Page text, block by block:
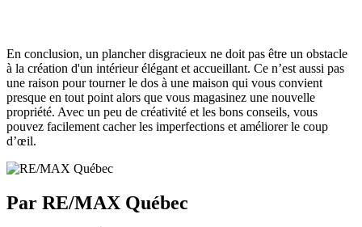
En conclusion, un plancher disgracieux ne doit pas être un obstacle
à la création d'un intérieur élégant et accueillant. Ce n’est aussi pas
une raison pour tourner le dos à une maison qui vous convient
presque en tout point alors que vous magasinez une nouvelle
propriété. Avec un peu de créativité et les bons conseils, vous
pouvez facilement cacher les imperfections et améliorer le coup
d’œil.
Par RE/MAX Québec